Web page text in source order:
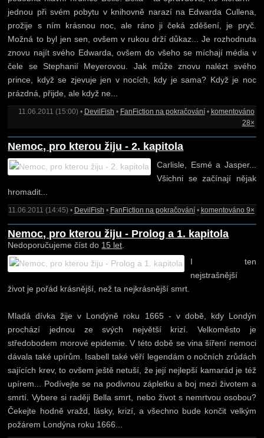
jednou při svém pobytu v knihovně narazí na Edwarda Cullena,
prožije s ním krásnou noc, ale ráno ji čeká zděšení, je pryč.
Možná to byl jen sen, ovšem v rukou drží důkaz... Je rozhodnuta
znovu najít svého Edwarda, ovšem do všeho se míchají média v
čele se Stephanií Meyerovou. Jak může znovu nalézt svého
prince, když se zjevuje jen v nocích, kdy je sama? Když je noc
prázdná, přijde, ale když ne...
11.06.2011 (15:00) • DevilFish • FanFiction na pokračování• komentováno
28×
Nemoc, pro kterou žiju - 2. kapitola
Carlisle, Esmé a Jasper...
Všichni se začínají nějak
hromadit...
11.06.2011 (14:45) • DevilFish • FanFiction na pokračování• komentováno 9×
Nemoc, pro kterou žiju - Prolog a 1. kapitola
Nedoporučujeme číst do 15 let
I ten
nejstrašnější
život je pořád krásnější, než ta nejkrásnější smrt.
Mladá dívka žije v Londýně roku 1665 - v době, kdy Londýn
prochází jednou ze svých největší krizí. Velkoměsto je
středobodem morové epidemie. V této době se vina šíření nemoci
dávala také upírům. Isabell také věří legendám o nočních zrůdách
sajících krev, to ovšem ještě netuší, že její nejlepší kamarád je též
upírem... Podívejte se na podivnou zápletku a boj mezi životem a
smrtí. Vybere si raději Bella smrt, nebo život s nemrtvou osobou?
Čekejte hodně vražd, lásky, krizí, a všechno bude končit velkým
požárem Londýna roku 1666...